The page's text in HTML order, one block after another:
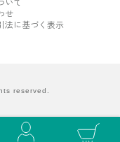
せ
法に基づく表示
reserved.